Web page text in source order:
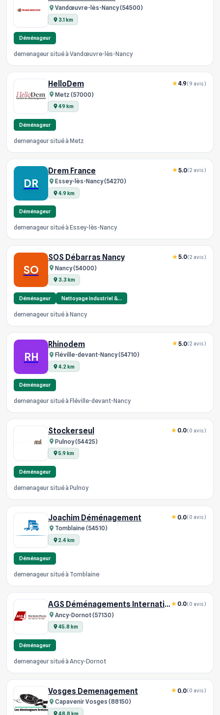
Vandœuvre-lès-Nancy (54500)
3.1 km
Déménageur
demenageur situé à Vandœuvre-lès-Nancy
HelloDem
Metz (57000)
49 km
4.9(9 avis)
Déménageur
demenageur situé à Metz
DR
Drem France
Essey-lès-Nancy (54270)
4.9 km
5.0(2 avis)
Déménageur
demenageur situé à Essey-lès-Nancy
SO
SOS Débarras Nancy
Nancy (54000)
3.3 km
5.0(2 avis)
Déménageur Nettoyage industriel &…
demenageur situé à Nancy
RH
Rhinodem
Fléville-devant-Nancy (54710)
4.2 km
5.0(2 avis)
Déménageur
demenageur situé à Fléville-devant-Nancy
Stockerseul
Pulnoy (54425)
5.9 km
0.0(0 avis)
Déménageur
demenageur situé à Pulnoy
Joachim Déménagement
Tomblaine (54510)
2.4 km
0.0(0 avis)
Déménageur
demenageur situé à Tomblaine
AGS Déménagements Internationaux - Lorraine, Metz
Ancy-Dornot (57130)
45.8 km
0.0(0 avis)
Déménageur
demenageur situé à Ancy-Dornot
Vosges Demenagement
Capavenir Vosges (88150)
48.8 km
0.0(0 avis)